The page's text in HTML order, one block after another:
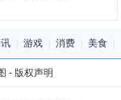
游戏 消费 美食
- 版权声明